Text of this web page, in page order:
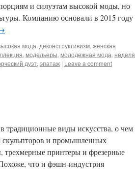
и силуэтам высокой моды, но
Компанию основали в 2015 году
мода, деконструктивизм, женская
, модельеры, молодежная мода, неделя
дуэт, эпатаж | Leave a comment
традиционные виды искусства, о чем
скульпторов и промышленных
трехмерные принтеры и фрезерные
что и фэшн-индустрия